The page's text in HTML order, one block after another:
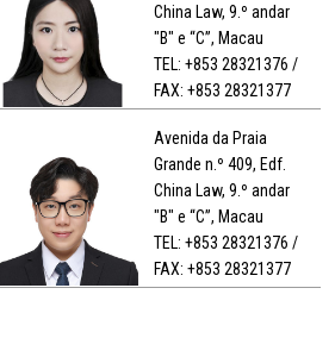
China Law, 9.º andar
"B" e “C”, Macau
TEL: +853 28321376 /
FAX: +853 28321377
Avenida da Praia
Grande n.º 409, Edf.
China Law, 9.º andar
"B" e “C”, Macau
TEL: +853 28321376 /
FAX: +853 28321377